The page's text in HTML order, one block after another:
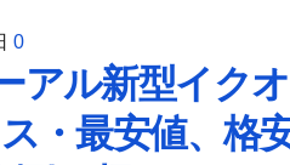
0
アル新型イク
・最安値、格安